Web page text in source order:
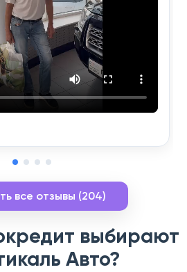
все отзывы (204)
выбирают
Авто?